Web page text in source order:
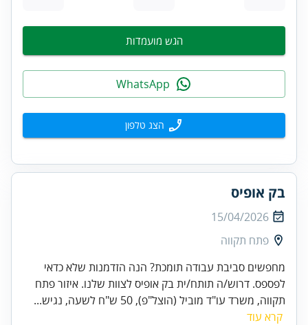
הגש מועמדות
הצג טלפון
בק אופיס
15/04/2026
פתח תקווה
מחפשים סביבת עבודה תומכת? הנה הזדמנות שלא כדאי
לפספס. דרוש/ה תותח/ית בק אופיס לצוות שלנו. איזור פתח
תקווה, משרד עו"ד מוביל (הוצל"פ), 50 ש"ח לשעה, נגיש...
קרא עוד